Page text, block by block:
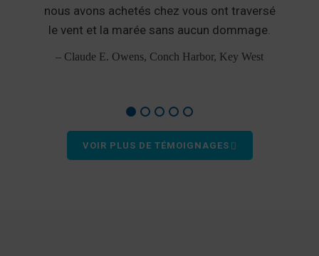
nous avons achetés chez vous ont traversé
le vent et la marée sans aucun dommage.
– Claude E. Owens, Conch Harbor, Key West
VOIR PLUS DE TÉMOIGNAGES